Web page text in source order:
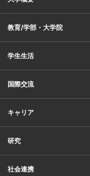
教育/学部・大学院
学生生活
国際交流
キャリア
研究
社会連携